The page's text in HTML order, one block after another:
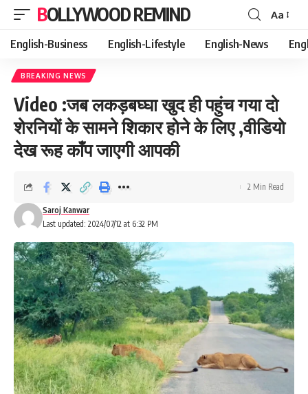
BOLLYWOOD REMIND
Font
Resizer
Aa
English-Business English-Lifestyle English-News
BREAKING NEWS
Video :जब लकड़बघ्घा खुद ही पहुंच गया दो
शेरनियों के सामने शिकार होने के लिए ,वीडियो
देख रूह काँप जाएगी आपकी
Last updated: 2024/07/12 at 6:32 PM
Saroj Kanwar
2 Min Read